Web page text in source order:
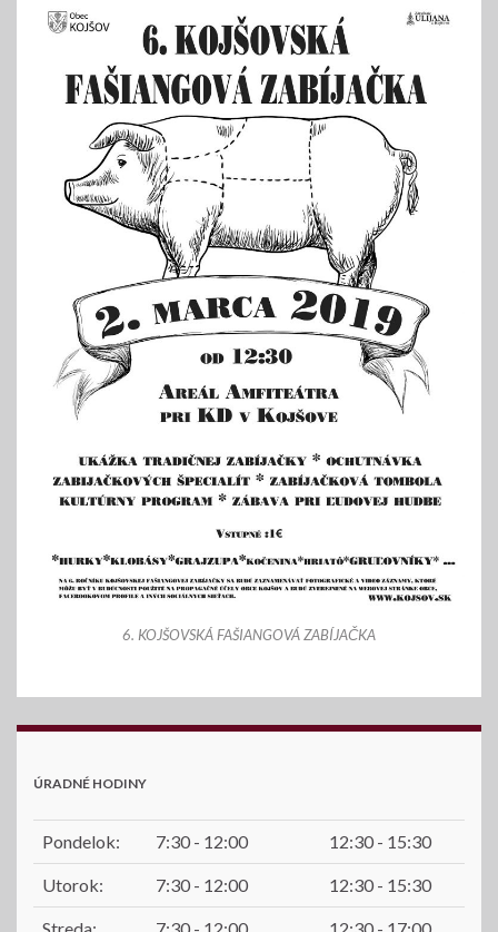
6. KOJŠOVSKÁ FAŠIANGOVÁ ZABÍJAČKA
ÚRADNÉ HODINY
Pondelok: 7:30 - 12:00 12:30 - 15:30
Utorok: 7:30 - 12:00 12:30 - 15:30